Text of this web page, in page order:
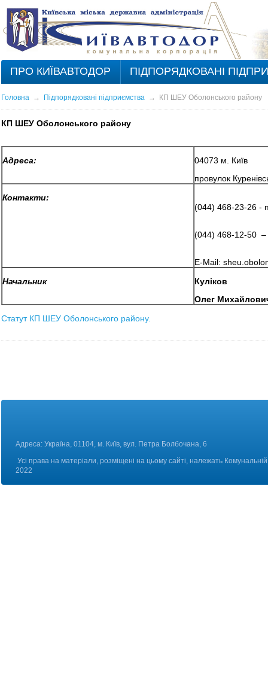
ПРО КИЇВАВТОДОР ПІДПОРЯДКОВАНІ
Головна→ Підпорядковані підприємства→ КП ШЕУ Оболонського району
КП ШЕУ Оболонського району
Адреса:
04073 м. Київ
провулок
Контакти:
(044) 468-23-26 -
(044) 468-12-50 –
E-Mail: sheu
Начальник
Куліков
Олег
Статут КП ШЕУ Оболонського району.
Адреса: Україна, 01104, м. Київ, вул. Петра
Усі права на матеріали, розміщені на цьому сайті, належать
2022